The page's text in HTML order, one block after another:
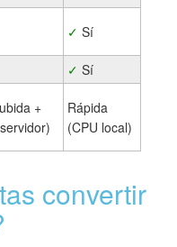
✓ Sí
✓ Sí
+
Rápida
(CPU local)
convertir